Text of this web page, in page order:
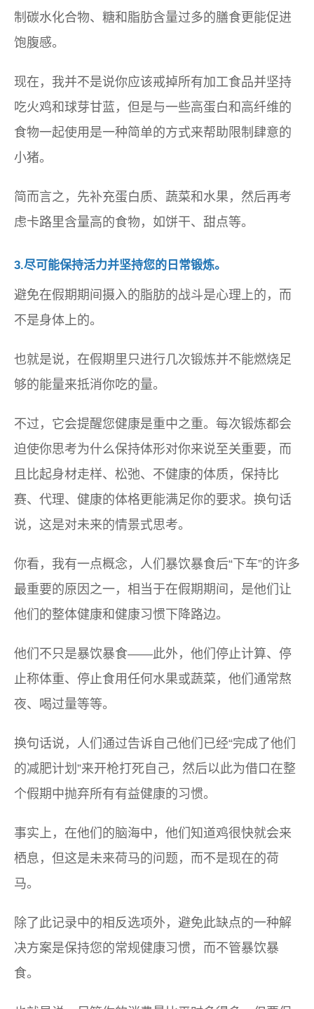
制碳水化合物、糖和脂肪含量过多的膳食更能促进
饱腹感。
现在，我并不是说你应该戒掉所有加工食品并坚持
吃火鸡和球芽甘蓝，但是与一些高蛋白和高纤维的
食物一起使用是一种简单的方式来帮助限制肆意的
小猪。
简而言之，先补充蛋白质、蔬菜和水果，然后再考
虑卡路里含量高的食物，如饼干、甜点等。
3.尽可能保持活力并坚持您的日常锻炼。
避免在假期期间摄入的脂肪的战斗是心理上的，而
不是身体上的。
也就是说，在假期里只进行几次锻炼并不能燃烧足
够的能量来抵消你吃的量。
不过，它会提醒您健康是重中之重。每次锻炼都会
迫使你思考为什么保持体形对你来说至关重要，而
且比起身材走样、松弛、不健康的体质，保持比
赛、代理、健康的体格更能满足你的要求。换句话
说，这是对未来的情景式思考。
你看，我有一点概念，人们暴饮暴食后“下车”的许多
最重要的原因之一，相当于在假期期间，是他们让
他们的整体健康和健康习惯下降路边。
他们不只是暴饮暴食——此外，他们停止计算、停
止称体重、停止食用任何水果或蔬菜，他们通常熬
夜、喝过量等等。
换句话说，人们通过告诉自己他们已经“完成了他们
的减肥计划”来开枪打死自己，然后以此为借口在整
个假期中抛弃所有有益健康的习惯。
事实上，在他们的脑海中，他们知道鸡很快就会来
栖息，但这是未来荷马的问题，而不是现在的荷
马。
除了此记录中的相反选项外，避免此缺点的一种解
决方案是保持您的常规健康习惯，而不管暴饮暴
食。